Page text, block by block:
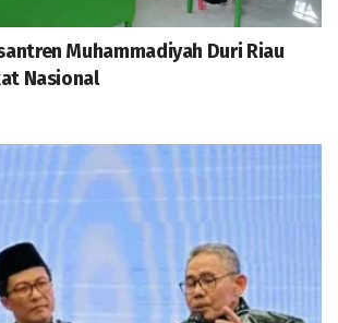
Muhammadiyah Duri Riau
Nasional